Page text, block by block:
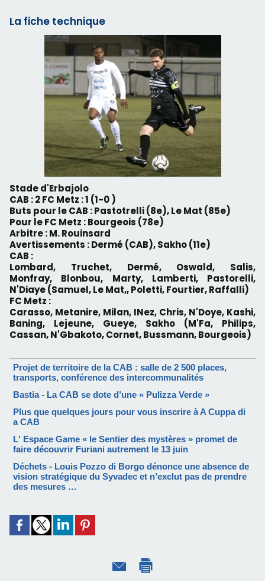
La fiche technique
Stade d'Erbajolo
CAB : 2 FC Metz : 1 (1-0 )
Buts pour le CAB : Pastotrelli (8e), Le Mat (85e)
Pour le FC Metz : Bourgeois (78e)
Arbitre : M. Rouinsard
Avertissements : Dermé (CAB), Sakho (11e)
CAB :
Lombard, Truchet, Dermé, Oswald, Salis,
Monfray, Blonbou, Marty, Lamberti, Pastorelli,
N'Diaye (Samuel, Le Mat,, Poletti, Fourtier, Raffalli)
FC Metz :
Carasso, Metanire, Milan, INez, Chris, N'Doye, Kashi,
Baning, Lejeune, Gueye, Sakho (M'Fa, Philips,
Cassan, N'Gbakoto, Cornet, Bussmann, Bourgeois)
Projet de territoire de la CAB : salle de 2 500 places,
transports, conférence des intercommunalités
Bastia - La CAB se dote d’une « Pulizza Verde »
Plus que quelques jours pour vous inscrire à A Cuppa di
a CAB
L' Espace Game « le Sentier des mystères » promet de
faire découvrir Furiani autrement le 13 juin
Déchets - Louis Pozzo di Borgo dénonce une absence de
vision stratégique du Syvadec et n’exclut pas de prendre
des mesures …